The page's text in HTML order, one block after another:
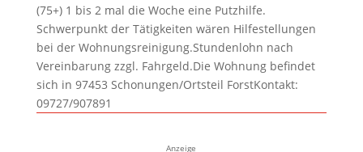
(75+) 1 bis 2 mal die Woche eine Putzhilfe.
Schwerpunkt der Tätigkeiten wären Hilfestellungen
bei der Wohnungsreinigung.Stundenlohn nach
Vereinbarung zzgl. Fahrgeld.Die Wohnung befindet
sich in 97453 Schonungen/Ortsteil ForstKontakt:
09727/907891
Anzeige